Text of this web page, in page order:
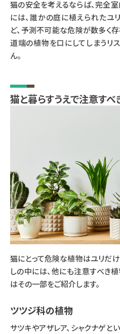
猫の安全を考えるならば、完全
には、誰かの庭に植えられたユ
ど、予測不可能な危険が数多く
道端の植物を口にしてしまうリ
ん。
猫と暮らすうえで注意す
猫にとって危険な植物はユリだ
しの中には、他にも注意すべき
はその一部をご紹介します。
ツツジ科の植物
サツキやアザレア、シャクナゲと